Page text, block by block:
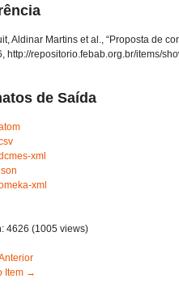
Aldinar Martins et al., “Proposta de
http://repositorio.febab.org.br/items/
de Saída
xml
xml
4626 (1005 views)
Item →